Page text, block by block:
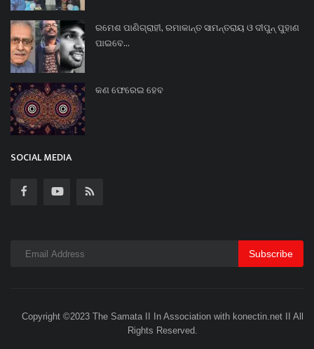
ରମେଶ ପାଣିଗ୍ରାହୀ, ରମାକାନ୍ତ ସାମନ୍ତରାୟ ଓ ଦୀପୁନ୍ ପୁହାଣ
ପାଇବେ...
କଣ ଫେରେଇ ହେବ
SOCIAL MEDIA
Subscribe
Copyright ©2023 The Samata II In Association with konectin.net II All
Rights Reserved.